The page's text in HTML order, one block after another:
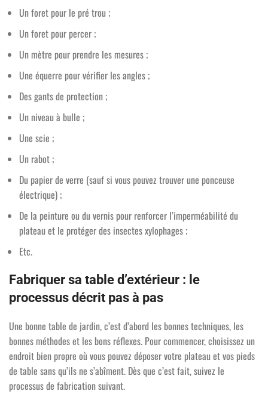
Un foret pour le pré trou ;
Un foret pour percer ;
Un mètre pour prendre les mesures ;
Une équerre pour vérifier les angles ;
Des gants de protection ;
Un niveau à bulle ;
Une scie ;
Un rabot ;
Du papier de verre (sauf si vous pouvez trouver une ponceuse
électrique) ;
De la peinture ou du vernis pour renforcer l’imperméabilité du
plateau et le protéger des insectes xylophages ;
Etc.
Fabriquer sa table d’extérieur : le
processus décrit pas à pas
Une bonne table de jardin, c’est d’abord les bonnes techniques, les
bonnes méthodes et les bons réflexes. Pour commencer, choisissez un
endroit bien propre où vous pouvez déposer votre plateau et vos pieds
de table sans qu’ils ne s’abîment. Dès que c’est fait, suivez le
processus de fabrication suivant.